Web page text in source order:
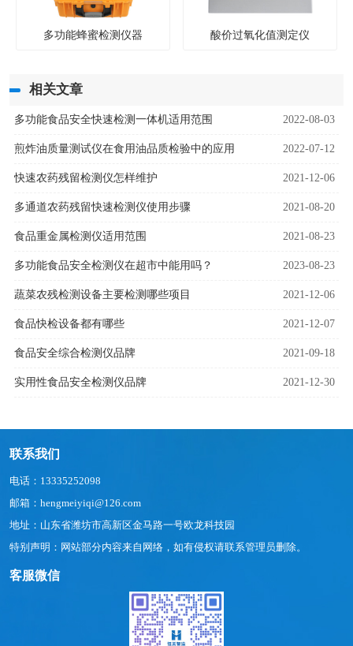
多功能蜂蜜检测仪器 酸价过氧化值测定仪
相关文章
多功能食品安全快速检测一体机适用范围 2022-08-03
煎炸油质量测试仪在食用油品质检验中的应用 2022-07-12
快速农药残留检测仪怎样维护 2021-12-06
多通道农药残留快速检测仪使用步骤 2021-08-20
食品重金属检测仪适用范围 2021-08-23
多功能食品安全检测仪在超市中能用吗？ 2023-08-23
蔬菜农残检测设备主要检测哪些项目 2021-12-06
食品快检设备都有哪些 2021-12-07
食品安全综合检测仪品牌 2021-09-18
实用性食品安全检测仪品牌 2021-12-30
联系我们
电话：13335252098
邮箱：hengmeiyiqi@126.com
地址：山东省潍坊市高新区金马路一号欧龙科技园
特别声明：网站部分内容来自网络，如有侵权请联系管理员删除。
客服微信